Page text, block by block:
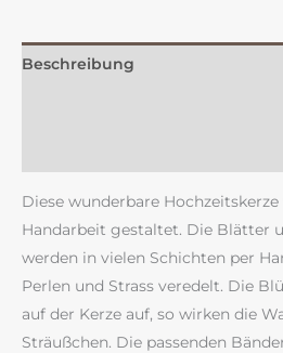
Beschreibung
Diese wunderbare
Handarbeit gestaltet. Die Blätter
werden in vielen Schichten per
Perlen und Strass veredelt. Die
auf der Kerze auf, so wirken die
Sträußchen. Die passenden